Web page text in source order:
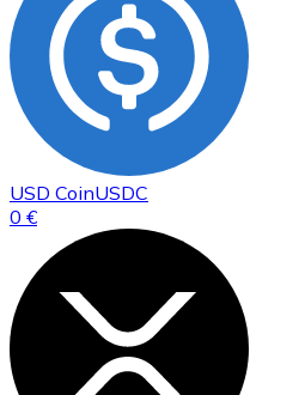
USD CoinUSDC
0 €